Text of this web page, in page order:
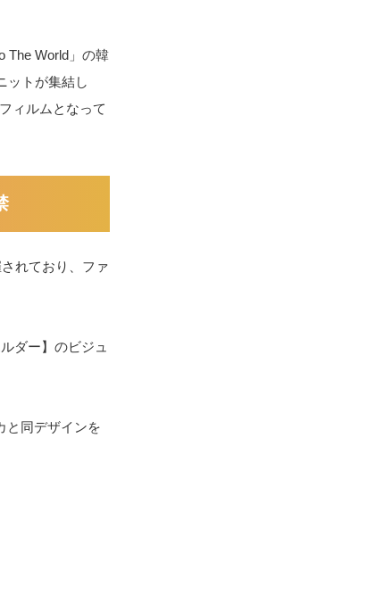
The World」の韓
ットが集結し
ィルムとなって
れており、ファ
ダー】のビジュ
と同デザインを